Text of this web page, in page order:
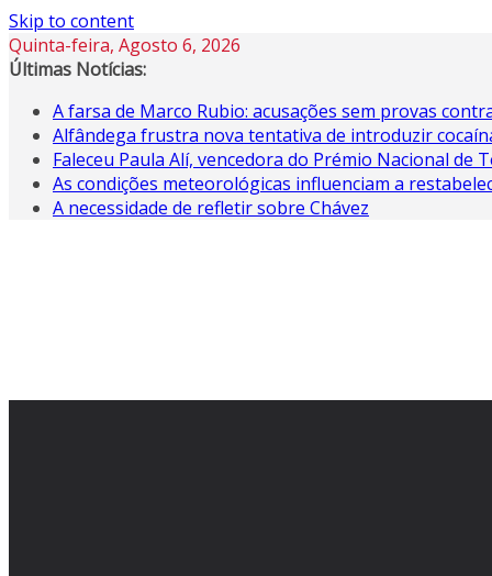
Skip to content
Quinta-feira, Agosto 6, 2026
Últimas Notícias:
A farsa de Marco Rubio: acusações sem provas
Alfândega frustra nova tentativa de introduzir
Faleceu Paula Alí, vencedora do Prémio Nacional de
As condições meteorológicas influenciam a
A necessidade de refletir sobre Chávez